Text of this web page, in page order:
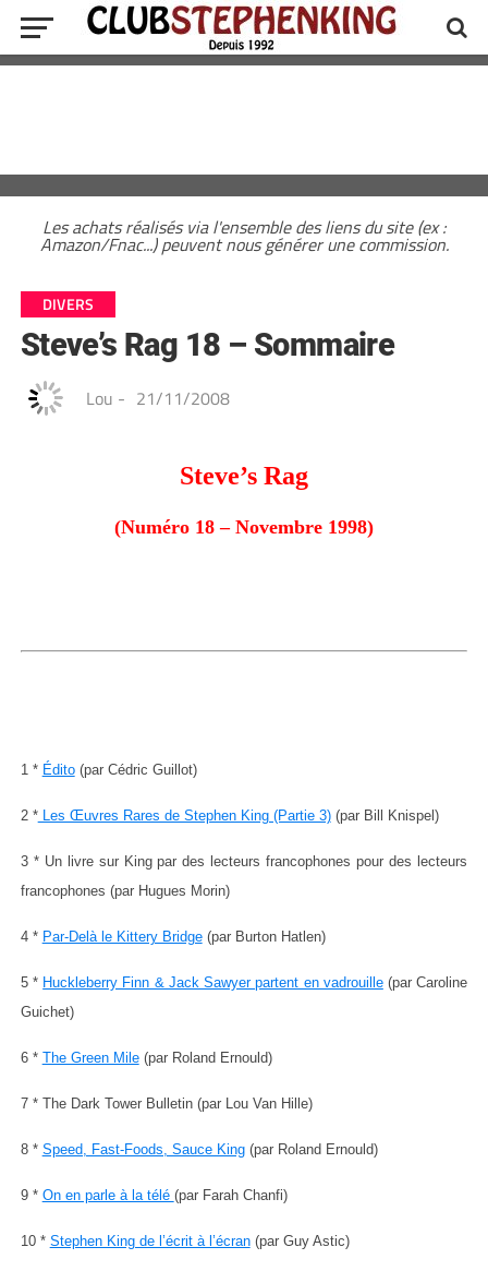
Les achats réalisés via l'ensemble des liens du site (ex :
Amazon/Fnac...) peuvent nous générer une commission.
DIVERS
Steve’s Rag 18 – Sommaire
Lou - 21/11/2008
Steve’s Rag
(Numéro 18 – Novembre 1998)
1 * Édito(par Cédric Guillot)
2 *Les Œuvres Rares de Stephen King (Partie 3)(par Bill Knispel)
3 * Un livre sur King par des lecteurs francophones pour des lecteurs
francophones (par Hugues Morin)
4 * Par-Delà le Kittery Bridge(par Burton Hatlen)
5 * Huckleberry Finn & Jack Sawyer partent en vadrouille(par Caroline
Guichet)
6 * The Green Mile(par Roland Ernould)
7 * The Dark Tower Bulletin (par Lou Van Hille)
8 * Speed, Fast-Foods, Sauce King(par Roland Ernould)
9 * On en parle à la télé (par Farah Chanfi)
10 * Stephen King de l’écrit à l’écran(par Guy Astic)